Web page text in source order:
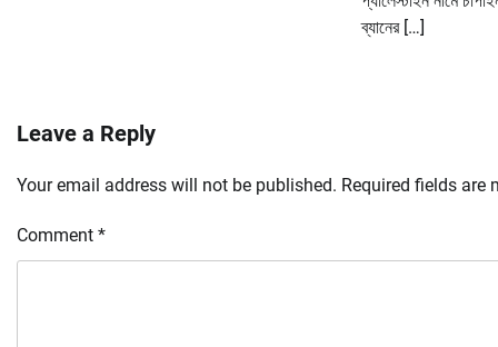
ব্যানের […]
Leave a Reply
Your email address will not be published. Required fields are
Comment *